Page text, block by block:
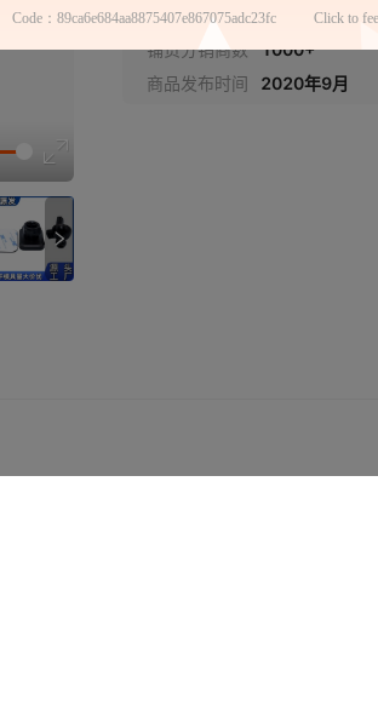
商家代发热度 220
铺货分销商数 1000+
商品发布时间
2020年9月